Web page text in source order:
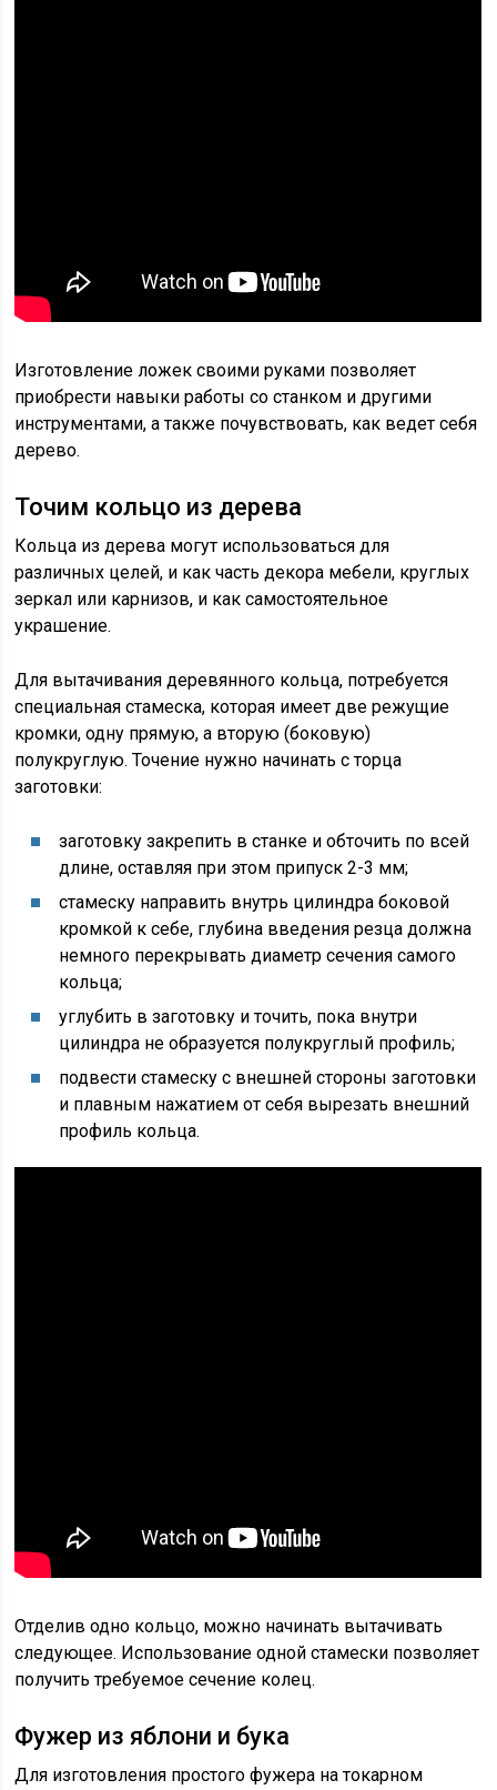
Изготовление ложек своими руками позволяет
приобрести навыки работы со станком и другими
инструментами, а также почувствовать, как ведет себя
дерево.
Точим кольцо из дерева
Кольца из дерева могут использоваться для
различных целей, и как часть декора мебели, круглых
зеркал или карнизов, и как самостоятельное
украшение.
Для вытачивания деревянного кольца, потребуется
специальная стамеска, которая имеет две режущие
кромки, одну прямую, а вторую (боковую)
полукруглую. Точение нужно начинать с торца
заготовки:
заготовку закрепить в станке и обточить по всей
длине, оставляя при этом припуск 2-3 мм;
стамеску направить внутрь цилиндра боковой
кромкой к себе, глубина введения резца должна
немного перекрывать диаметр сечения самого
кольца;
углубить в заготовку и точить, пока внутри
цилиндра не образуется полукруглый профиль;
подвести стамеску с внешней стороны заготовки
и плавным нажатием от себя вырезать внешний
профиль кольца.
Отделив одно кольцо, можно начинать вытачивать
следующее. Использование одной стамески позволяет
получить требуемое сечение колец.
Фужер из яблони и бука
Для изготовления простого фужера на токарном